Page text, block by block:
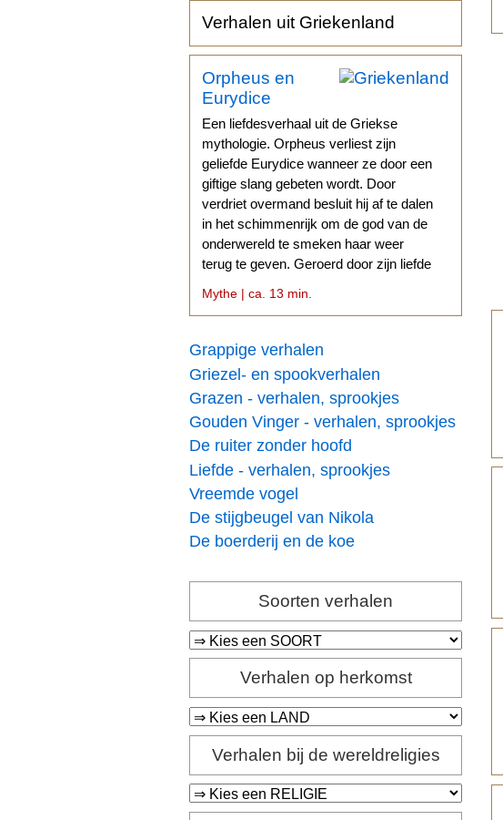
Verhalen uit Griekenland
Orpheus en
Eurydice
Een liefdesverhaal uit de Griekse
mythologie. Orpheus verliest zijn
geliefde Eurydice wanneer ze door een
giftige slang gebeten wordt. Door
verdriet overmand besluit hij af te dalen
in het schimmenrijk om de god van de
onderwereld te smeken haar weer
terug te geven. Geroerd door zijn liefde
Mythe | ca. 13 min.
Grappige verhalen
Griezel- en spookverhalen
Grazen - verhalen, sprookjes
Gouden Vinger - verhalen, sprookjes
De ruiter zonder hoofd
Liefde - verhalen, sprookjes
Vreemde vogel
De stijgbeugel van Nikola
De boerderij en de koe
Soorten verhalen
Verhalen op herkomst
Verhalen bij de wereldreligies